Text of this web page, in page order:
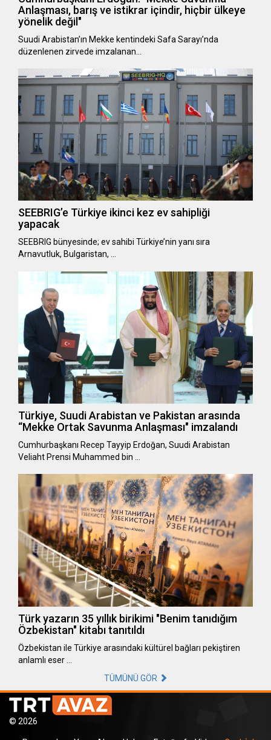
Anlaşması, barış ve istikrar içindir, hiçbir ülkeye
yönelik değil"
Suudi Arabistan’ın Mekke kentindeki Safa Sarayı’nda
düzenlenen zirvede imzalanan…
SEEBRIG’e Türkiye ikinci kez ev sahipliği
yapacak
SEEBRIG bünyesinde; ev sahibi Türkiye’nin yanı sıra
Arnavutluk, Bulgaristan, …
Türkiye, Suudi Arabistan ve Pakistan arasında
“Mekke Ortak Savunma Anlaşması" imzalandı
Cumhurbaşkanı Recep Tayyip Erdoğan, Suudi Arabistan
Veliaht Prensi Muhammed bin …
Türk yazarın 35 yıllık birikimi "Benim tanıdığım
Özbekistan" kitabı tanıtıldı
Özbekistan ile Türkiye arasındaki kültürel bağları pekiştiren
anlamlı eser …
TÜMÜNÜ GÖR
© 2026